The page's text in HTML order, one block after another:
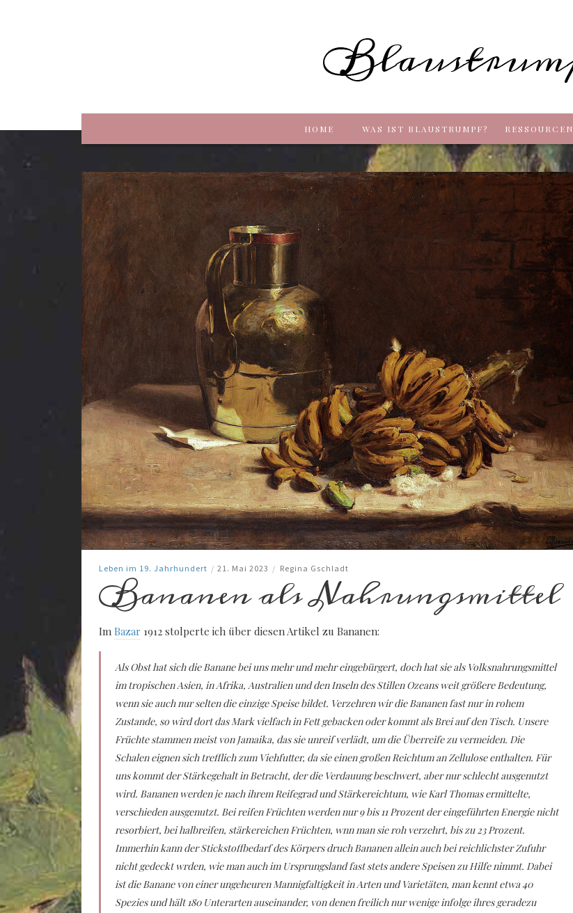
HOME WAS IST BLAUSTRUMPF? RESSOURCEN
Leben im 19. Jahrhundert / 21. Mai 2023 / Regina Gschladt
Bananen als Nahrungsmittel
Im Bazar 1912 stolperte ich über diesen Artikel zu Bananen:
Als Obst hat sich die Banane bei uns mehr und mehr eingebürgert, doch hat sie als Volksnahrungsmittel
im tropischen Asien, in Afrika, Australien und den Inseln des Stillen Ozeans weit größere Bedeutung,
wenn sie auch nur selten die einzige Speise bildet. Verzehren wir die Bananen fast nur in rohem
Zustande, so wird dort das Mark vielfach in Fett gebacken oder kommt als Brei auf den Tisch. Unsere
Früchte stammen meist von Jamaika, das sie unreif verlädt, um die Überreife zu vermeiden. Die
Schalen eignen sich trefflich zum Viehfutter, da sie einen großen Reichtum an Zellulose enthalten. Für
uns kommt der Stärkegehalt in Betracht, der die Verdauung beschwert, aber nur schlecht ausgenutzt
wird. Bananen werden je nach ihrem Reifegrad und Stärkereichtum, wie Karl Thomas ermittelte,
verschieden ausgenutzt. Bei reifen Früchten werden nur 9 bis 11 Prozent der eingeführten Energie nicht
resorbiert, bei halbreifen, stärkereichen Früchten, wnn man sie roh verzehrt, bis zu 23 Prozent.
Immerhin kann der Stickstoffbedarf des Körpers druch Bananen allein auch bei reichlichster Zufuhr
nicht gedeckt wrden, wie man auch im Ursprungsland fast stets andere Speisen zu Hilfe nimmt. Dabei
ist die Banane von einer ungeheuren Mannigfaltigkeit in Arten und Varietäten, man kennt etwa 40
Spezies und hält 180 Unterarten auseinander, von denen freilich nur wenige infolge ihres geradezu